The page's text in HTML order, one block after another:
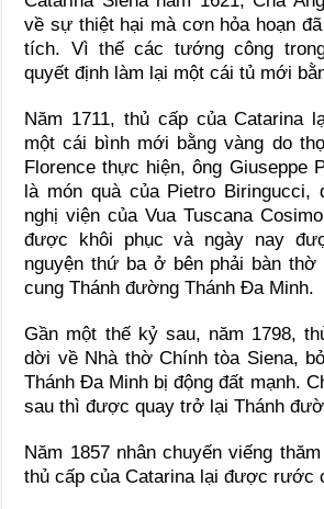
về sự thiệt hại mà cơn hỏa hoạn
tích. Vì thế các tướng công
quyết định làm lại một cái tủ mới
Năm 1711, thủ cấp của Catarina
một cái bình mới bằng vàng do
Florence thực hiện, ông Giuseppe
là món quà của Pietro Biringucci,
nghị viện của Vua Tuscana
được khôi phục và ngày nay
nguyện thứ ba ở bên phải bàn
cung Thánh đường Thánh Đa Minh.
Gần một thế kỷ sau, năm 1798,
dời về Nhà thờ Chính tòa Siena,
Thánh Đa Minh bị động đất mạnh.
sau thì được quay trở lại Thánh
Năm 1857 nhân chuyến viếng
thủ cấp của Catarina lại được rước